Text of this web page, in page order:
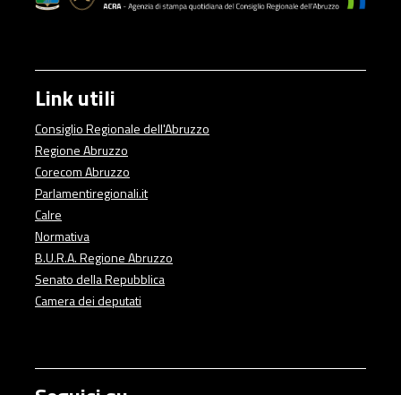
Link utili
Consiglio Regionale dell'Abruzzo
Regione Abruzzo
Corecom Abruzzo
Parlamentiregionali.it
Calre
Normativa
B.U.R.A. Regione Abruzzo
Senato della Repubblica
Camera dei deputati